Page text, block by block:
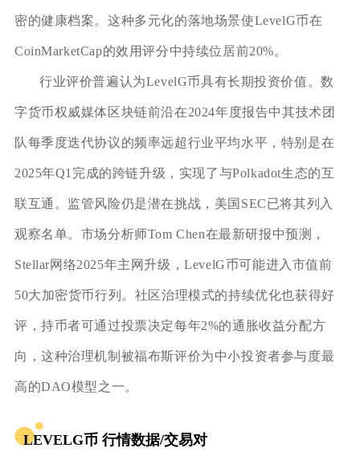
密的健康档案。这种多元化的落地场景使LevelG币在
CoinMarketCap的效用评分中持续位居前20%。
行业评价普遍认为LevelG币具有长期投资价值。数
字货币权威媒体区块链前沿在2024年度报告中其技术团
队每季度迭代协议的频率远超行业平均水平，特别是在
2025年Q1完成的跨链升级，实现了与Polkadot生态的互
联互通。监管风险仍是潜在挑战，美国SEC已将其列入
观察名单。市场分析师Tom Chen在最新研报中预测，
Stellar网络2025年主网升级，LevelG币可能进入市值前
50大加密货币行列。社区治理模式的持续优化也获得好
评，持币者可通过投票决定每年2%的通胀收益分配方
向，这种治理机制被福布斯评价为中小投资者参与度最
高的DAO模型之一。
LEVELG币 行情数据/交易对